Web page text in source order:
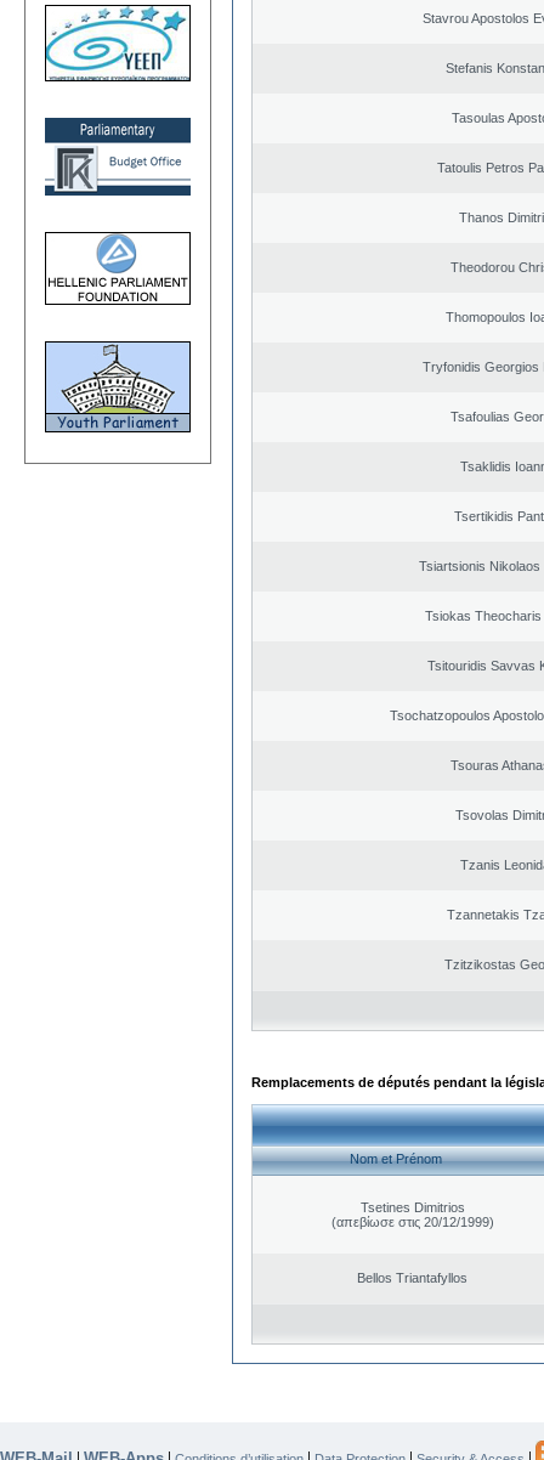
Stavrou Apostolos
Stefanis
Tasoulas
Tatoulis Petros
Thanos
Theodorou
Thomopoulos
Tryfonidis Georgios
Tsafoulias
Tsaklidis
Tsertikidis
Tsiartsionis Nikolaos
Tsiokas
Tsitouridis Savvas
Tsochatzopoulos
Tsouras
Tsovolas
Tzanis
Tzannetakis
Tzitzikostas
Remplacements de députés pendant la
Nom et Prénom
Tsetines Dimitrios
(απεβίωσε στις 20/12/1999)
Bellos Triantafyllos
| | | | |